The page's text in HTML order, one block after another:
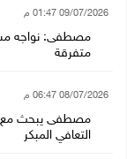
09/07/2026 01:47 م
مصطفى: نواجه
متفرقة
08/07/2026 06:47 م
مصطفى يبحث مع
التعافي المبكر